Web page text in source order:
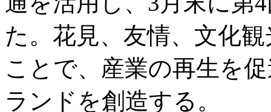
た。花見、友情、文化
ことで、産業の再生を
ランドを創造する。